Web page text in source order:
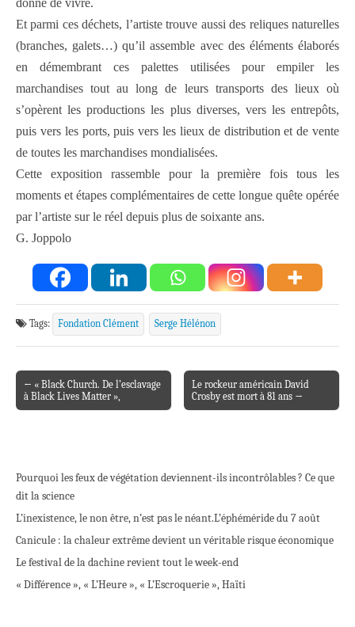
donné de vivre.
Et parmi ces déchets, l’artiste trouve aussi des reliques naturelles
(branches, galets…) qu’il assemble avec des éléments élaborés
en démembrant ces palettes utilisées pour empiler les
marchandises tout au long de leurs transports des lieux où
s’opèrent les productions les plus diverses, vers les entrepôts,
puis vers les ports, puis vers les lieux de distribution et de vente
de toutes les marchandises mondialisées.
Cette exposition rassemble pour la première fois tous les
moments et étapes complémentaires de cette longue quête opérée
par l’artiste sur le réel depuis plus de soixante ans.
G. Joppolo
Tags: Fondation Clément Serge Hélénon
Post navigation
← « Black Church. De l’esclavage
à Black Lives Matter »,
Le rockeur américain David
Crosby est mort à 81 ans →
Pourquoi les feux de végétation deviennent-ils incontrôlables ? Ce que
dit la science
L’inexistence, le non être, n’est pas le néant.L’éphéméride du 7 août
Canicule : la chaleur extrême devient un véritable risque économique
Le festival de la dachine revient tout le week-end
« Différence », « L’Heure », « L’Escroquerie », Haïti